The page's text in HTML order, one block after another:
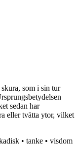
som i sin tur
sedan har
eller tvätta ytor, vilket
• tanke • visdom